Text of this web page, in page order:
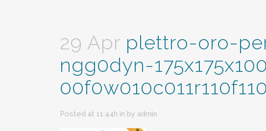
29 Apr plettro-oro-
ngg0dyn-
Posted at 11:44h in by admin